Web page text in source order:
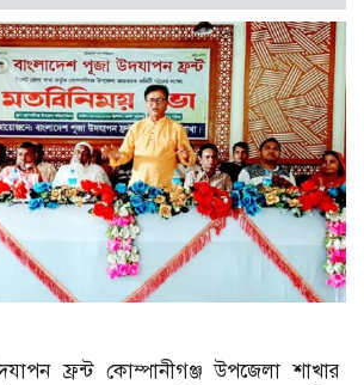
ফ্রন্ট কোম্পানীগঞ্জ উপজেলা শাখার